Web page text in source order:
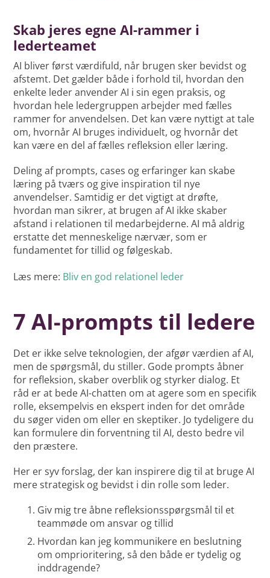
Skab jeres egne AI-rammer i
lederteamet
AI bliver først værdifuld, når brugen sker bevidst og
afstemt. Det gælder både i forhold til, hvordan den
enkelte leder anvender AI i sin egen praksis, og
hvordan hele ledergruppen arbejder med fælles
rammer for anvendelsen. Det kan være nyttigt at tale
om, hvornår AI bruges individuelt, og hvornår det
kan være en del af fælles refleksion eller læring.
Deling af prompts, cases og erfaringer kan skabe
læring på tværs og give inspiration til nye
anvendelser. Samtidig er det vigtigt at drøfte,
hvordan man sikrer, at brugen af AI ikke skaber
afstand i relationen til medarbejderne. AI må aldrig
erstatte det menneskelige nærvær, som er
fundamentet for tillid og følgeskab.
Læs mere: Bliv en god relationel leder
7 AI-prompts til ledere
Det er ikke selve teknologien, der afgør værdien af AI,
men de spørgsmål, du stiller. Gode prompts åbner
for refleksion, skaber overblik og styrker dialog. Et
råd er at bede AI-chatten om at agere som en specifik
rolle, eksempelvis en ekspert inden for det område
du søger viden om eller en skeptiker. Jo tydeligere du
kan formulere din forventning til AI, desto bedre vil
den præstere.
Her er syv forslag, der kan inspirere dig til at bruge AI
mere strategisk og bevidst i din rolle som leder.
Giv mig tre åbne refleksionsspørgsmål til et
teammøde om ansvar og tillid
Hvordan kan jeg kommunikere en beslutning
om omprioritering, så den både er tydelig og
inddragende?